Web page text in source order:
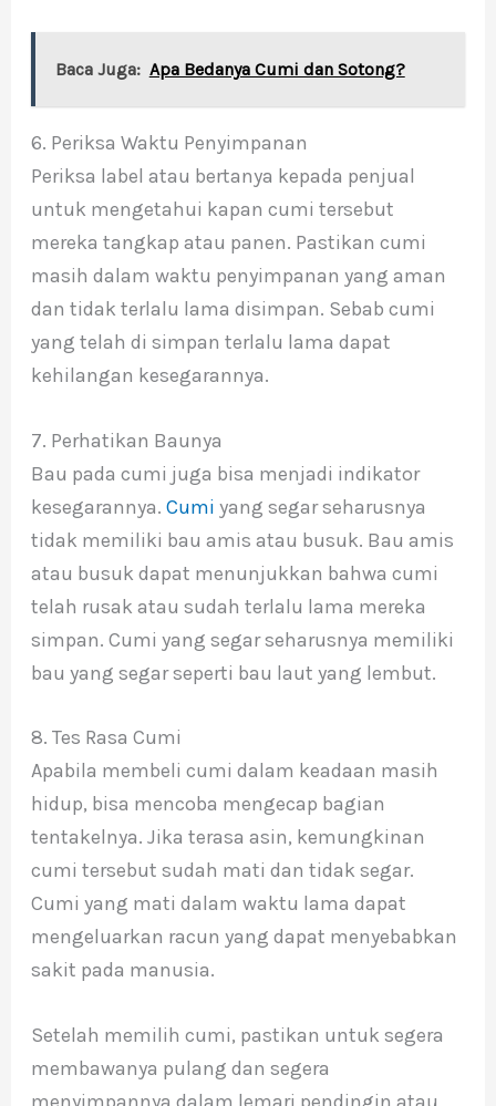
Baca Juga: Apa Bedanya Cumi dan Sotong?
6. Periksa Waktu Penyimpanan
Periksa label atau bertanya kepada penjual
untuk mengetahui kapan cumi tersebut
mereka tangkap atau panen. Pastikan cumi
masih dalam waktu penyimpanan yang aman
dan tidak terlalu lama disimpan. Sebab cumi
yang telah di simpan terlalu lama dapat
kehilangan kesegarannya.
7. Perhatikan Baunya
Bau pada cumi juga bisa menjadi indikator
kesegarannya. Cumi yang segar seharusnya
tidak memiliki bau amis atau busuk. Bau amis
atau busuk dapat menunjukkan bahwa cumi
telah rusak atau sudah terlalu lama mereka
simpan. Cumi yang segar seharusnya memiliki
bau yang segar seperti bau laut yang lembut.
8. Tes Rasa Cumi
Apabila membeli cumi dalam keadaan masih
hidup, bisa mencoba mengecap bagian
tentakelnya. Jika terasa asin, kemungkinan
cumi tersebut sudah mati dan tidak segar.
Cumi yang mati dalam waktu lama dapat
mengeluarkan racun yang dapat menyebabkan
sakit pada manusia.
Setelah memilih cumi, pastikan untuk segera
membawanya pulang dan segera